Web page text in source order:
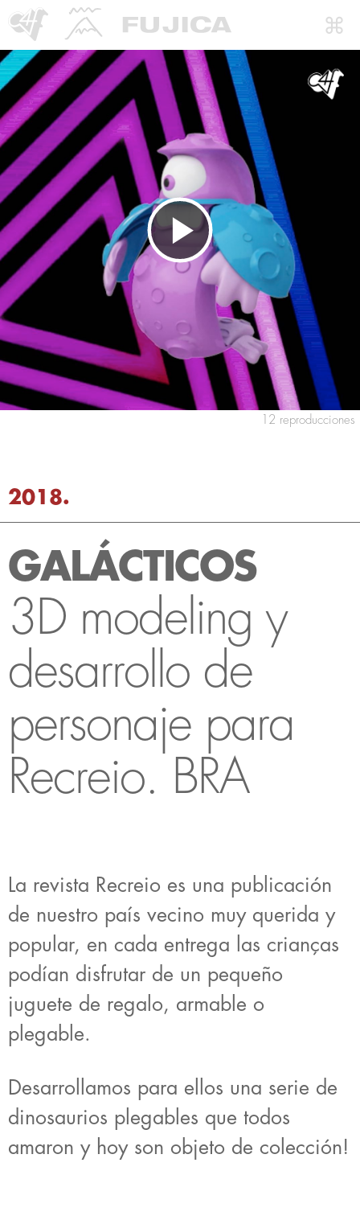
Reproducir
Vídeo
12 reproducciones
2018.
GALÁCTICOS
3D modeling y
desarrollo de
personaje para
Recreio. BRA
La revista Recreio es una publicación
de nuestro país vecino muy querida y
popular, en cada entrega las crianças
podían disfrutar de un pequeño
juguete de regalo, armable o
plegable.
Desarrollamos para ellos una serie de
dinosaurios plegables que todos
amaron y hoy son objeto de colección!